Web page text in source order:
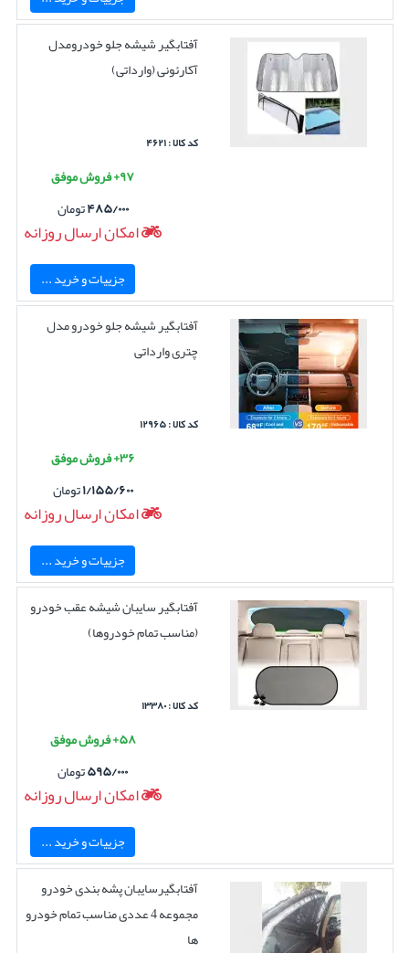
آفتابگیر شیشه جلو خودرومدل
آکارئونی (وارداتی)
کد کالا : ۴۶۲۱
۹۷+ فروش موفق
۴۸۵/۰۰۰تومان
امکان ارسال روزانه
جزییات و خرید ...
آفتابگیر شیشه جلو خودرو مدل
چتری وارداتی
کد کالا : ۱۲۹۶۵
۳۶+ فروش موفق
۱/۱۵۵/۶۰۰تومان
امکان ارسال روزانه
جزییات و خرید ...
آفتابگیر سایبان شیشه عقب خودرو
(مناسب تمام خودروها)
کد کالا : ۱۳۳۸۰
۵۸+ فروش موفق
۵۹۵/۰۰۰تومان
امکان ارسال روزانه
جزییات و خرید ...
آفتابگیرسایبان پشه بندی خودرو
مجموعه 4 عددی مناسب تمام خودرو
ها